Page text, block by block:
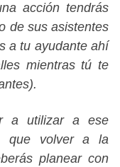
acción tendrás
de sus asistentes
a tu ayudante ahí
mientras tú te
a utilizar a ese
que volver a la
planear con